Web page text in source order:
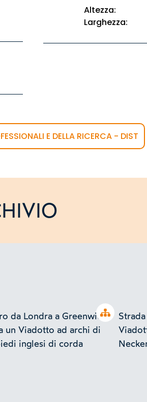
Altezza:
Larghezza:
E DELLA RICERCA - DIST
Open tree
da Londra a Greenwich
un Viadotto ad archi di
inglesi di corda